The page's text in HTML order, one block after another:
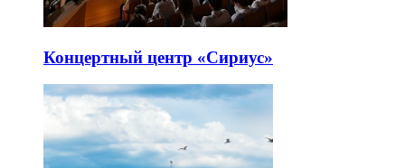
Концертный центр «Сириус»